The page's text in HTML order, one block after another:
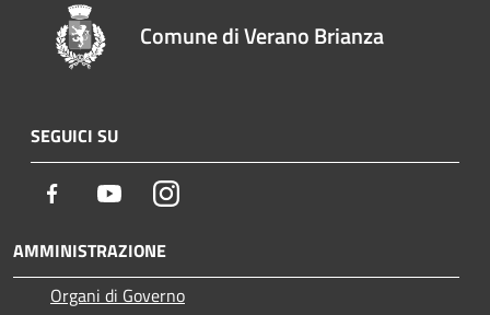
Comune di Verano Brianza
SEGUICI SU
Facebook YoutubeInstagram
AMMINISTRAZIONE
Organi di Governo